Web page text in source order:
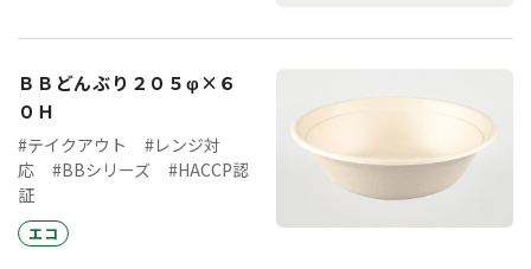
ＢＢどんぶり２０５φ×６
０Ｈ
#テイクアウト
#レンジ対
応
#BBシリーズ
#HACCP認
証
エコ